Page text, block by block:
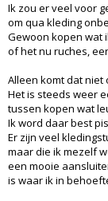
Ik zou er veel voor
om qua kleding
Gewoon kopen wat
of het nu ruches,
Alleen komt dat niet
Het is steeds weer
tussen kopen wat
Ik word daar best
Er zijn veel
maar die ik mezelf
een mooie
is waar ik in